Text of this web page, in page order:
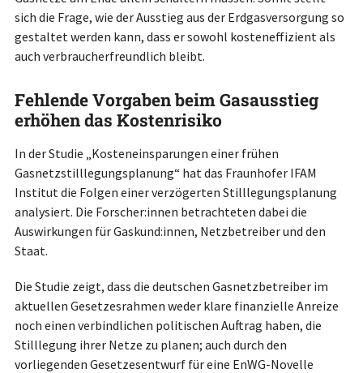
sich die Frage, wie der Ausstieg aus der Erdgasversorgung so
gestaltet werden kann, dass er sowohl kosteneffizient als
auch verbraucherfreundlich bleibt.
Fehlende Vorgaben beim Gasausstieg
erhöhen das Kostenrisiko
In der Studie „Kosteneinsparungen einer frühen
Gasnetzstilllegungsplanung“ hat das Fraunhofer IFAM
Institut die Folgen einer verzögerten Stilllegungsplanung
analysiert. Die Forscher:innen betrachteten dabei die
Auswirkungen für Gaskund:innen, Netzbetreiber und den
Staat.
Die Studie zeigt, dass die deutschen Gasnetzbetreiber im
aktuellen Gesetzesrahmen weder klare finanzielle Anreize
noch einen verbindlichen politischen Auftrag haben, die
Stilllegung ihrer Netze zu planen; auch durch den
vorliegenden Gesetzesentwurf für eine EnWG-Novelle